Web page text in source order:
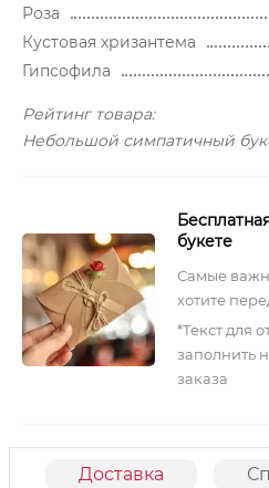
Роза
Кустовая хризантема
Гипсофила
Рейтинг товара:
Небольшой симпатичный
букете
Самые
хотите
*Текст для
заполнить
заказа
Доставка